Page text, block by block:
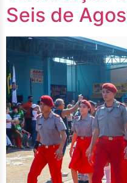
Seis de